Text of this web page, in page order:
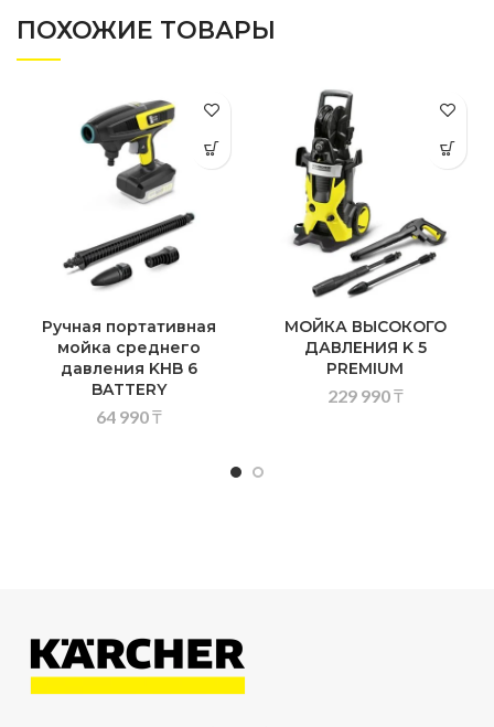
ПОХОЖИЕ ТОВАРЫ
Ручная портативная
мойка среднего
давления KHB 6
BATTERY
64 990₸
МОЙКА ВЫСОКОГО
ДАВЛЕНИЯ K 5
PREMIUM
229 990₸